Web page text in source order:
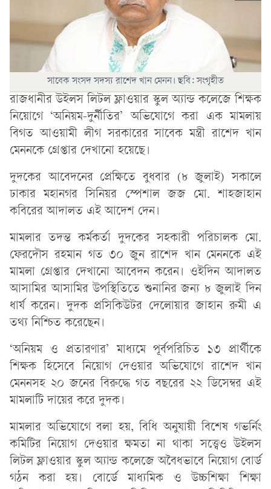
সাবেক সংসদ সদস্য রাশেদ খান মেনন। ছবি: সংগৃহীত
রাজধানীর উইলস লিটল ফ্লাওয়ার স্কুল অ্যান্ড কলেজে শিক্ষক
নিয়োগে ‘অনিয়ম-দুর্নীতির’ অভিযোগে করা এক মামলায়
বিগত আওয়ামী লীগ সরকারের সাবেক মন্ত্রী রাশেদ খান
মেননকে গ্রেপ্তার দেখানো হয়েছে।
দুদকের আবেদনের প্রেক্ষিতে বুধবার (৮ জুলাই) সকালে
ঢাকার মহানগর সিনিয়র স্পেশাল জজ মো. শাহজাহান
কবিরের আদালত এই আদেশ দেন।
মামলার তদন্ত কর্মকর্তা দুদকের সহকারী পরিচালক মো.
ফেরদৌস রহমান গত ৩০ জুন রাশেদ খান মেননকে এই
মামলা গ্রেপ্তার দেখানো আবেদন করেন। ওইদিন আদালত
আসামির আসামির উপস্থিতিতে শুনানির জন্য ৮ জুলাই দিন
ধার্য করেন। দুদক প্রসিকিউটর দেলোয়ার জাহান রুমী এ
তথ্য নিশ্চিত করেছেন।
‘অনিয়ম ও প্রতারণার’ মাধ্যমে পূর্বপরিচিত ১৩ প্রার্থীকে
শিক্ষক হিসেবে নিয়োগ দেওয়ার অভিযোগে রাশেদ খান
মেননসহ ২০ জনের বিরুদ্ধে গত বছরের ২২ ডিসেম্বর এই
মামলাটি দায়ের করে দুদক।
মামলার অভিযোগে বলা হয়, বিধি অনুযায়ী বিশেষ গভর্নিং
কমিটির নিয়োগ দেওয়ার ক্ষমতা না থাকা সত্ত্বেও উইলস
লিটল ফ্লাওয়ার স্কুল অ্যান্ড কলেজে অবৈধভাবে নিয়োগ বোর্ড
গঠন করা হয়। বোর্ডে মাধ্যমিক ও উচ্চশিক্ষা শিক্ষা